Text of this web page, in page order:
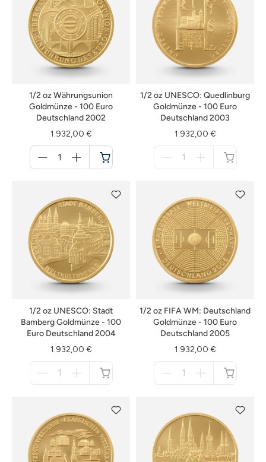
1/2 oz Währungsunion
Goldmünze - 100 Euro
Deutschland 2002
1.932,00 €
für
Warenkorb
1/2 oz UNESCO: Quedlinburg
Goldmünze - 100 Euro
Deutschland 2003
1.932,00 €
1/2 oz UNESCO: Stadt
Bamberg Goldmünze - 100
Euro Deutschland 2004
1.932,00 €
1/2 oz FIFA WM: Deutschland
Goldmünze - 100 Euro
Deutschland 2005
1.932,00 €